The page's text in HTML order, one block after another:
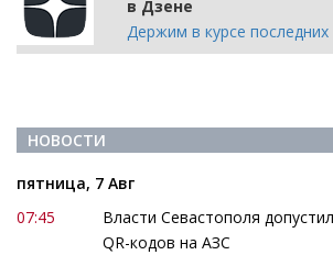
в Дзене
Держим в курсе
НОВОСТИ
пятница, 7 Авг
07:45
Власти Севастополя
QR-кодов на АЗС